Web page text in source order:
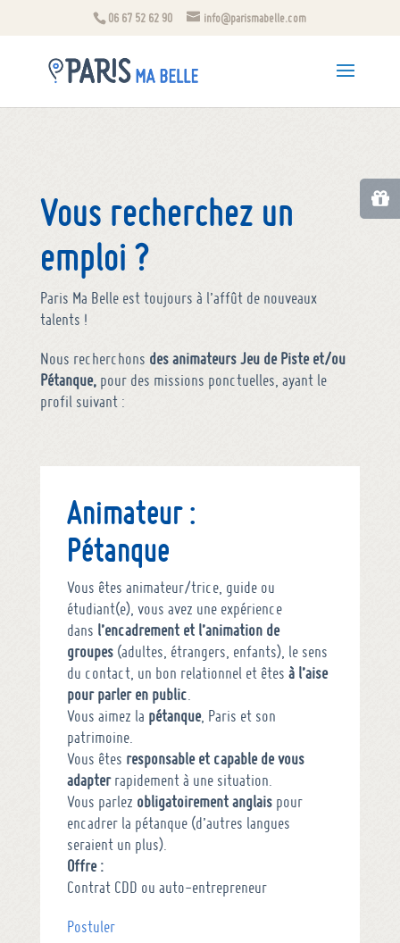
06 67 52 62 90 info@parismabelle.com
Vous recherchez un
emploi ?
Paris Ma Belle est toujours à l’affût de nouveaux
talents !
Nous recherchons des animateurs Jeu de Piste et/ou
Pétanque, pour des missions ponctuelles, ayant le
profil suivant :
Animateur :
Pétanque
Vous êtes animateur/trice, guide ou
étudiant(e), vous avez une expérience
dans l’encadrement et l’animation de
groupes(adultes, étrangers, enfants), le sens
du contact, un bon relationnel et êtes à l’aise
pour parler en public
Vous aimez la pétanque, Paris et son
patrimoine.
Vous êtes responsable et capable de vous
adapterrapidement à une situation.
Vous parlez obligatoirement anglaispour
encadrer la pétanque (d’autres langues
seraient un plus).
Offre :
Contrat CDD ou auto-entrepreneur
Postuler